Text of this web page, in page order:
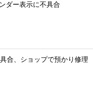
ダー表示に不具合
合、ショップで預かり修理